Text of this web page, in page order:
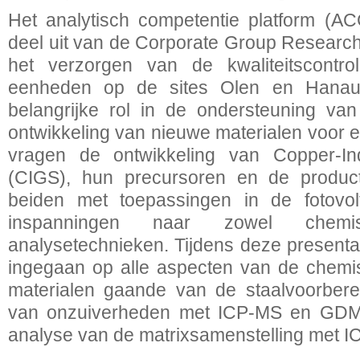
Het analytisch competentie platform
deel uit van de Corporate Group
het verzorgen van de
eenheden op de sites Olen en
belangrijke rol in de ondersteuning
ontwikkeling van nieuwe materialen voor
vragen de ontwikkeling van Copper-
(CIGS), hun precursoren en de
beiden met toepassingen in de
inspanningen naar zowel
analysetechnieken. Tijdens deze
ingegaan op alle aspecten van de
materialen gaande van de
van onzuiverheden met ICP-MS en
analyse van de matrixsamenstelling met